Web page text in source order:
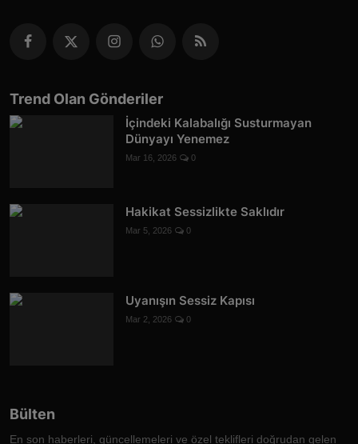
Trend Olan Gönderiler
İçindeki Kalabalığı Susturmayan
Dünyayı Yenemez
Mar 16, 2026 0
Hakikat Sessizlikte Saklıdır
Mar 5, 2026 0
Uyanışın Sessiz Kapısı
Mar 2, 2026 0
Bülten
En son haberleri, güncellemeleri ve özel teklifleri doğrudan gelen